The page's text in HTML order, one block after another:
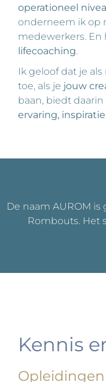
operationeel
onderneem ik op
medewerkers. En
lifecoaching.
Ik geloof dat je
toe, als je jouw
baan, biedt
ervaring,
De naam AUROM
Rombouts. Het
Kennis
Opleidingen